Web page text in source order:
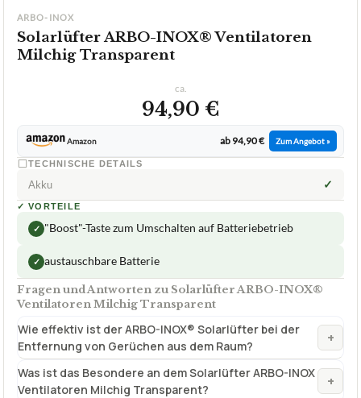
ARBO-INOX
Solarlüfter ARBO-INOX® Ventilatoren
Milchig Transparent
ca.
94,90 €
Amazon ab 94,90 € Zum Angebot »
TECHNISCHE DETAILS
Akku ✓
✓ VORTEILE
✓ "Boost"-Taste zum Umschalten auf Batteriebetrieb
✓ austauschbare Batterie
Fragen und Antworten zu Solarlüfter ARBO-INOX®
Ventilatoren Milchig Transparent
Wie effektiv ist der ARBO-INOX® Solarlüfter bei der
Entfernung von Gerüchen aus dem Raum?
+
Was ist das Besondere an dem Solarlüfter ARBO-INOX
Ventilatoren Milchig Transparent?
+